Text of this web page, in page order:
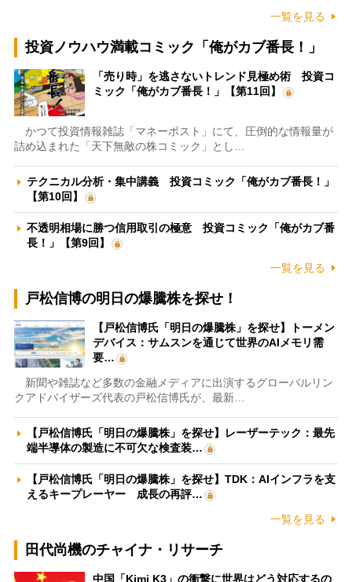
一覧を見る
投資ノウハウ満載コミック「俺がカブ番長！」
「売り時」を逃さないトレンド見極め術 投資コ
ミック「俺がカブ番長！」【第11回】
かつて投資情報雑誌「マネーポスト」にて、圧倒的な情報量が
詰め込まれた「天下無敵の株コミック」とし…
テクニカル分析・集中講義 投資コミック「俺がカブ番長！」
【第10回】
不透明相場に勝つ信用取引の極意 投資コミック「俺がカブ番
長！」【第9回】
一覧を見る
戸松信博の明日の爆騰株を探せ！
【戸松信博氏「明日の爆騰株」を探せ】トーメン
デバイス：サムスンを通じて世界のAIメモリ需
要…
新聞や雑誌など多数の金融メディアに出演するグローバルリン
クアドバイザーズ代表の戸松信博氏が、最新…
【戸松信博氏「明日の爆騰株」を探せ】レーザーテック：最先
端半導体の製造に不可欠な検査装…
【戸松信博氏「明日の爆騰株」を探せ】TDK：AIインフラを支
えるキープレーヤー 成長の再評…
一覧を見る
田代尚機のチャイナ・リサーチ
中国「Kimi K3」の衝撃に世界はどう対応するの